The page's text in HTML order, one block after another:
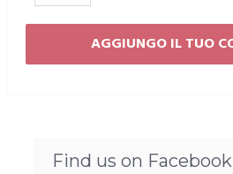
Find us on Facebook